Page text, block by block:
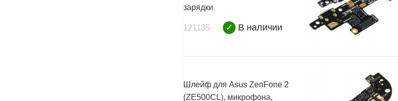
зарядки
121135 ✓ В наличии
Шлейф для Asus ZenFone 2
(ZE500CL), микрофона,